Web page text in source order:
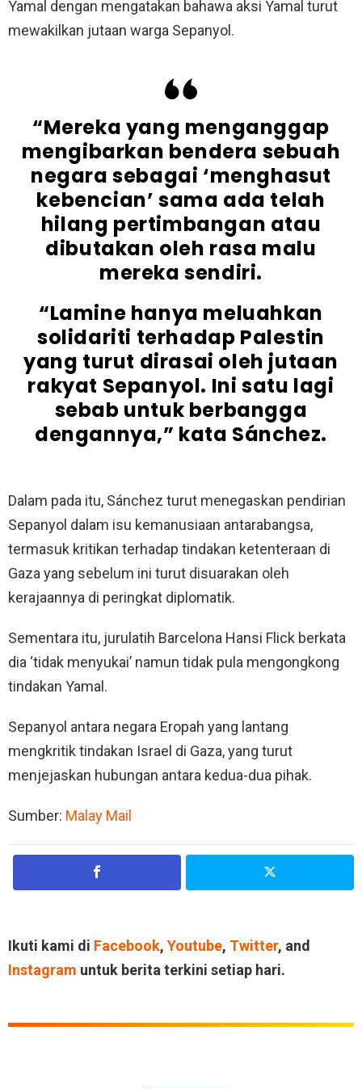
Yamal dengan mengatakan bahawa aksi Yamal turut
mewakilkan jutaan warga Sepanyol.
“Mereka yang menganggap
mengibarkan bendera sebuah
negara sebagai ‘menghasut
kebencian’ sama ada telah
hilang pertimbangan atau
dibutakan oleh rasa malu
mereka sendiri.
“Lamine hanya meluahkan
solidariti terhadap Palestin
yang turut dirasai oleh jutaan
rakyat Sepanyol. Ini satu lagi
sebab untuk berbangga
dengannya,” kata Sánchez.
Dalam pada itu, Sánchez turut menegaskan pendirian
Sepanyol dalam isu kemanusiaan antarabangsa,
termasuk kritikan terhadap tindakan ketenteraan di
Gaza yang sebelum ini turut disuarakan oleh
kerajaannya di peringkat diplomatik.
Sementara itu, jurulatih Barcelona Hansi Flick berkata
dia ‘tidak menyukai’ namun tidak pula mengongkong
tindakan Yamal.
Sepanyol antara negara Eropah yang lantang
mengkritik tindakan Israel di Gaza, yang turut
menjejaskan hubungan antara kedua-dua pihak.
Sumber: Malay Mail
Ikuti kami di Facebook, Youtube, Twitter, and
Instagram untuk berita terkini setiap hari.